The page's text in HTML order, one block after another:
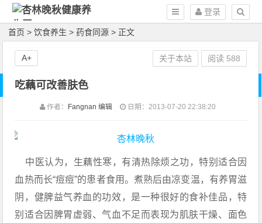
登录
首页 >饮食养生 > 药食同源 > 正文
吃藕可改善肤色
作者： Fangnan 编辑 日期：2013-07-20 22:38:20
中医认为，生藕性寒，有清热除烦之功，特别适合因
血热而长“痘痘”的患者食用。煮熟后由凉变温，有养胃滋
阴，健脾益气养血的功效，是一种很好的食补佳品，特
别适合因脾胃虚弱、气血不足而表现为肌肤干燥、面色
关于本站 阅读 588
A+